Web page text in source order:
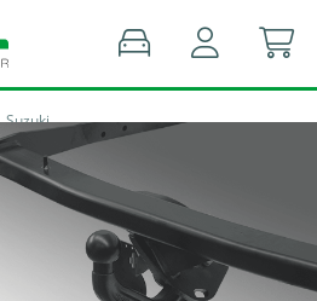
Suzuki